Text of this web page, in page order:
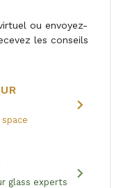
ou envoyez-
les conseils
chevron_right
glass experts chevron_right